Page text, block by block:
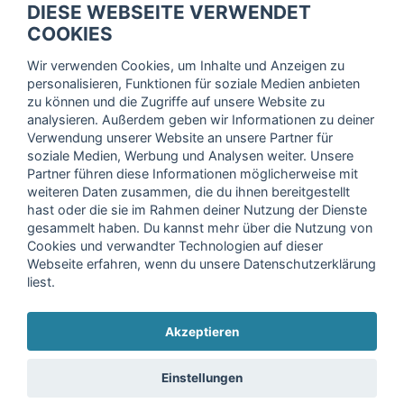
Trage dich hier für unseren Newsletter ein und erhalte regelmäßig
Ich stimme der Verarbeitung meiner Daten, wie in der
Einwilligungserklärungder fitnessmarkt.de services GmbH
beschrieben, zu und bestätige, dass ich das 16. Lebensjahr
vollendet habe. Ich kann diese Einwilligung jederzeit mit
Wirkung für die Zukunft widerrufen. Weitere Informationen
finden Sie in unsererDatenschutzerklärung.
Copyright © 2026 fitnessmarkt.de services GmbH
DIESE WEBSEITE VERWENDET
COOKIES
Wir verwenden Cookies, um Inhalte und Anzeigen zu
personalisieren, Funktionen für soziale Medien anbieten
zu können und die Zugriffe auf unsere Website zu
analysieren. Außerdem geben wir Informationen zu deiner
Verwendung unserer Website an unsere Partner für
soziale Medien, Werbung und Analysen weiter. Unsere
Partner führen diese Informationen möglicherweise mit
weiteren Daten zusammen, die du ihnen bereitgestellt
hast oder die sie im Rahmen deiner Nutzung der Dienste
gesammelt haben. Du kannst mehr über die Nutzung von
Cookies und verwandter Technologien auf dieser
Webseite erfahren, wenn du unsere Datenschutzerklärung
liest.
Akzeptieren
Einstellungen